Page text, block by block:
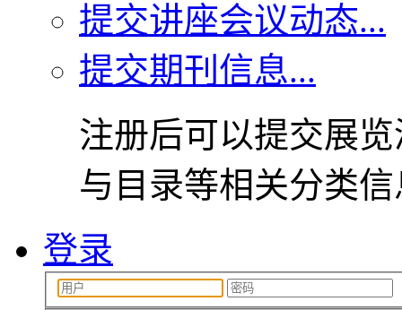
提交讲座会议动态...
提交期刊信息...
注册后可以提交展
与目录等相关分类
登录